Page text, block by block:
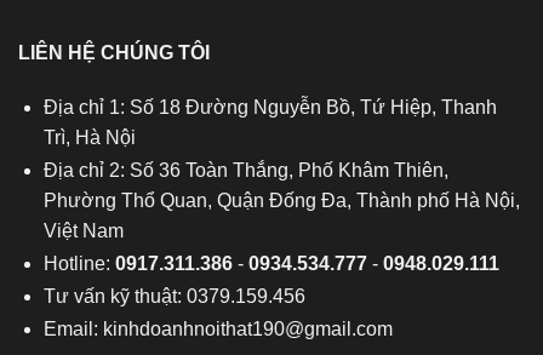
LIÊN HỆ CHÚNG TÔI
Địa chỉ 1: Số 18 Đường Nguyễn Bồ, Tứ Hiệp, Thanh
Trì, Hà Nội
Địa chỉ 2: Số 36 Toàn Thắng, Phố Khâm Thiên,
Phường Thổ Quan, Quận Đống Đa, Thành phố Hà Nội,
Việt Nam
Hotline: 0917.311.386- 0934.534.777- 0948.029.111
Tư vấn kỹ thuật: 0379.159.456
Email: kinhdoanhnoithat190@gmail.com